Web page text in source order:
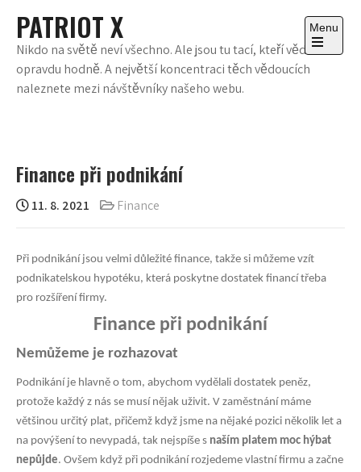
content
PATRIOT X
Nikdo na světě neví všechno. Ale jsou tu tací, kteří vědí
opravdu hodně. A největší koncentraci těch vědoucích
naleznete mezi návštěvníky našeho webu.
Menu
Open
the
Finance při podnikání
11. 8. 2021 Finance
Při podnikání jsou velmi důležité finance, takže si můžeme vzít
podnikatelskou hypotéku, která poskytne dostatek financí třeba
pro rozšíření firmy.
Finance při podnikání
Nemůžeme je rozhazovat
Podnikání je hlavně o tom, abychom vydělali dostatek peněz,
protože každý z nás se musí nějak uživit. V zaměstnání máme
většinou určitý plat, přičemž když jsme na nějaké pozici několik let a
na povýšení to nevypadá, tak nejspíše s naším platem moc hýbat
nepůjde. Ovšem když při podnikání rozjedeme vlastní firmu a začne